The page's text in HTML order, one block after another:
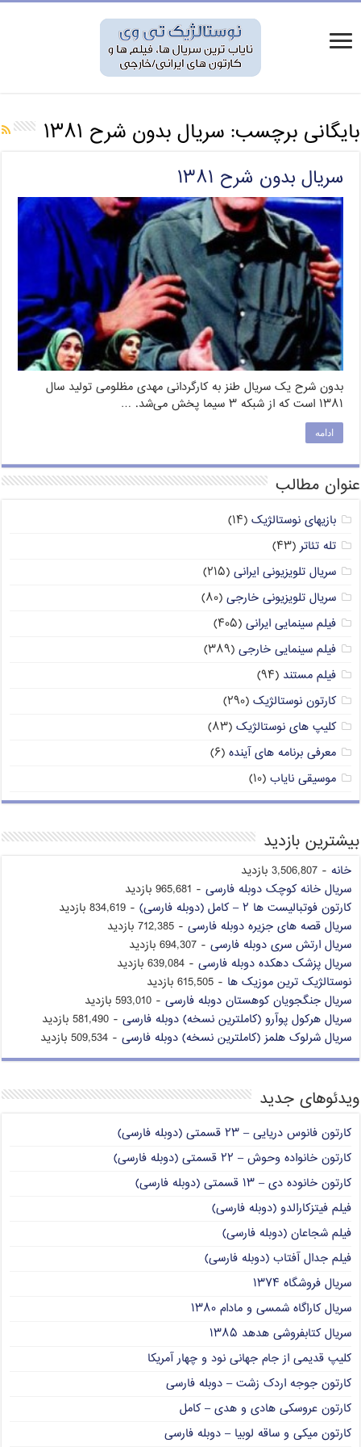
بایگانی برچسب:سریال بدون شرح ۱۳۸۱
سریال بدون شرح ۱۳۸۱
بدون شرح یک سریال طنز به کارگردانی مهدی مظلومی تولید سال
۱۳۸۱ است که از شبکه ۳ سیما پخش می‌شد. …
ادامه
عنوان مطالب
بازیهای نوستالژیک (۱۴)
تله تئاتر (۴۳)
سریال تلویزیونی ایرانی (۲۱۵)
سریال تلویزیونی خارجی (۸۰)
فیلم سینمایی ایرانی (۴۰۵)
فیلم سینمایی خارجی (۳۸۹)
فیلم مستند (۹۴)
کارتون نوستالژیک (۲۹۰)
کلیپ های نوستالژیک (۸۳)
معرفی برنامه های آینده (۶)
موسیقی نایاب (۱۰)
بیشترین بازدید
خانه - 3,506,807 بازدید
سریال خانه کوچک دوبله فارسی - 965,681 بازدید
کارتون فوتبالیست ها ۲ – کامل (دوبله فارسی)
- 834,619 بازدید
سریال قصه های جزیره دوبله فارسی - 712,385 بازدید
سریال ارتش سری دوبله فارسی - 694,307 بازدید
سریال پزشک دهکده دوبله فارسی - 639,084 بازدید
نوستالژیک ترین موزیک ها - 615,505 بازدید
سریال جنگجویان کوهستان دوبله فارسی - 593,010 بازدید
سریال هرکول پوآرو (کاملترین نسخه) دوبله فارسی - 581,490 بازدید
سریال شرلوک هلمز (کاملترین نسخه) دوبله فارسی - 509,534 بازدید
ویدئوهای جدید
کارتون فانوس دریایی – ۲۳ قسمتی (دوبله فارسی)
کارتون خانواده وحوش – ۲۲ قسمتی (دوبله فارسی)
کارتون خانوده دی – ۱۳ قسمتی (دوبله فارسی)
فیلم فیتزکارالدو (دوبله فارسی)
فیلم شجاعان (دوبله فارسی)
فیلم جدال آفتاب (دوبله فارسی)
سریال فروشگاه ۱۳۷۴
سریال کاراگاه شمسی و مادام ۱۳۸۰
سریال کتابفروشی هدهد ۱۳۸۵
کلیپ قدیمی از جام جهانی نود و چهار آمریکا
کارتون جوجه اردک زشت – دوبله فارسی
کارتون عروسکی هادی و هدی – کامل
کارتون میکی و ساقه لوبیا – دوبله فارسی